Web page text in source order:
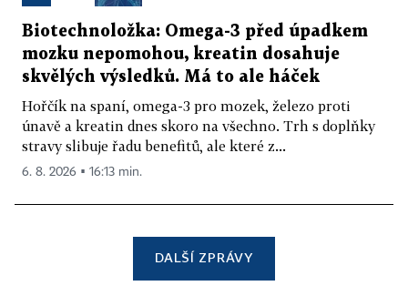
Biotechnoložka: Omega-3 před úpadkem
mozku nepomohou, kreatin dosahuje
skvělých výsledků. Má to ale háček
Hořčík na spaní, omega-3 pro mozek, železo proti
únavě a kreatin dnes skoro na všechno. Trh s doplňky
stravy slibuje řadu benefitů, ale které z...
6. 8. 2026 ▪ 16:13 min.
DALŠÍ ZPRÁVY